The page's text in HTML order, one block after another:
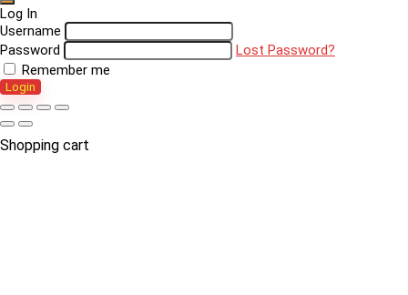
Log In
Username
Password
Lost Password?
Remember me
Login
Shopping cart